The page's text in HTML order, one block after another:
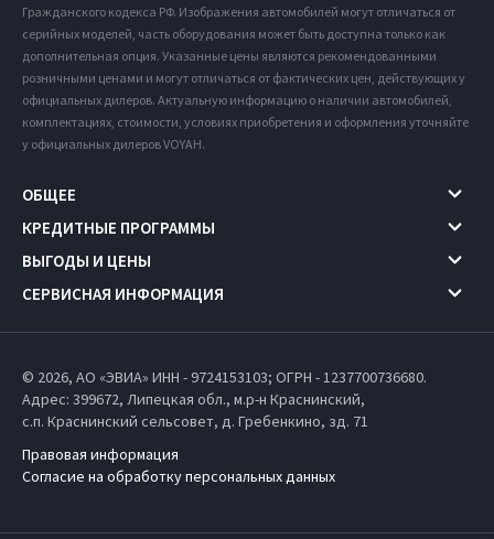
Гражданского кодекса РФ. Изображения автомобилей могут отличаться от
серийных моделей, часть оборудования может быть доступна только как
дополнительная опция. Указанные цены являются рекомендованными
розничными ценами и могут отличаться от фактических цен, действующих у
официальных дилеров. Актуальную информацию о наличии автомобилей,
комплектациях, стоимости, условиях приобретения и оформления уточняйте
у официальных дилеров VOYAH.
ОБЩЕЕ
КРЕДИТНЫЕ ПРОГРАММЫ
ВЫГОДЫ И ЦЕНЫ
СЕРВИСНАЯ ИНФОРМАЦИЯ
© 2026, АО «ЭВИА» ИНН - 9724153103; ОГРН - 1237700736680.
Адрес: 399672, Липецкая обл., м.р-н Краснинский,
с.п. Краснинский сельсовет, д. Гребенкино, зд. 71
Правовая информация
Согласие на обработку персональных данных